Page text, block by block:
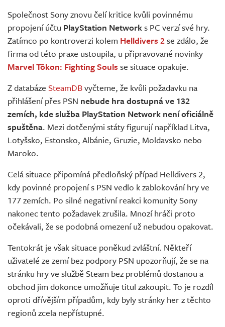
Živě
Společnost Sony znovu čelí kritice kvůli povinnému
propojení účtu PlayStation Networks PC verzí své hry.
Zatímco po kontroverzi kolem Helldivers 2se zdálo, že
firma od této praxe ustoupila, u připravované novinky
Marvel Tōkon: Fighting Souls se situace opakuje.
Z databáze SteamDBvyčteme, že kvůli požadavku na
přihlášení přes PSN nebude hra dostupná ve 132
zemích, kde služba PlayStation Network není oficiálně
spuštěna. Mezi dotčenými státy figurují například Litva,
Lotyšsko, Estonsko, Albánie, Gruzie, Moldavsko nebo
Maroko.
Celá situace připomíná předloňský případ Helldivers 2,
kdy povinné propojení s PSN vedlo k zablokování hry ve
177 zemích. Po silné negativní reakci komunity Sony
nakonec tento požadavek zrušila. Mnozí hráči proto
očekávali, že se podobná omezení už nebudou opakovat.
Tentokrát je však situace poněkud zvláštní. Někteří
uživatelé ze zemí bez podpory PSN upozorňují, že se na
stránku hry ve službě Steam bez problémů dostanou a
obchod jim dokonce umožňuje titul zakoupit. To je rozdíl
oproti dřívějším případům, kdy byly stránky her z těchto
regionů zcela nepřístupné.